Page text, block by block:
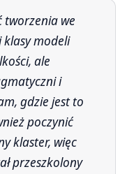
klasy modeli
ale
i
gdzie jest to
poczynić
klaster, więc
przeszkolony